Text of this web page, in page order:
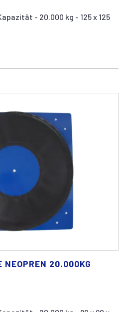
- 20.000 kg - 125 x 125
NEOPREN 20.000KG